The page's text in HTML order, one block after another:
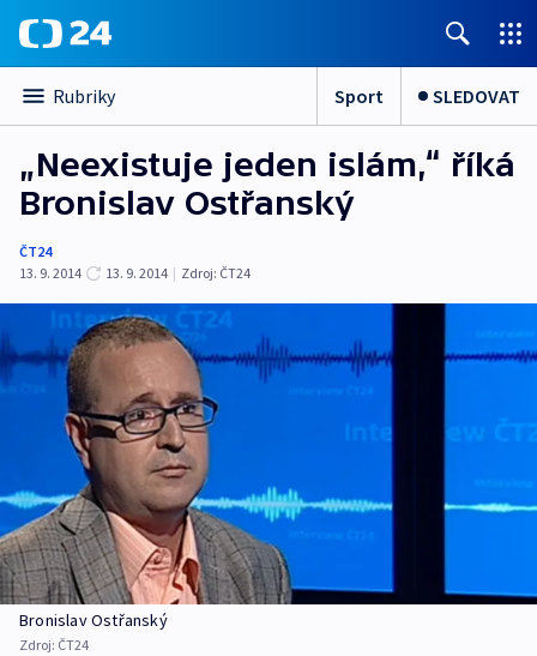
Rubriky Sport SLEDOVAT
„Neexistuje jeden islám,“ říká
Bronislav Ostřanský
ČT24
13. 9. 2014
13. 9. 2014 | Zdroj: ČT24
Bronislav Ostřanský
Zdroj: ČT24